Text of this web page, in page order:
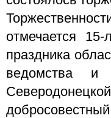
отмечается
праздника
ведомства